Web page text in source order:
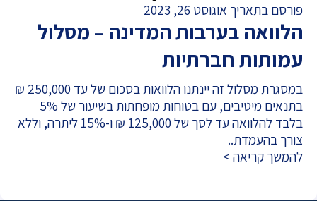
פורסם בתאריך אוגוסט 26, 2023
הלוואה בערבות המדינה – מסלול
עמותות חברתיות
במסגרת מסלול זה יינתנו הלוואות בסכום של עד 250,000 ₪
בתנאים מיטיבים, עם בטוחות מופחתות בשיעור של 5%
בלבד להלוואה עד לסך של 125,000 ₪ ו-15% ליתרה, וללא
צורך בהעמדת..
להמשך קריאה >